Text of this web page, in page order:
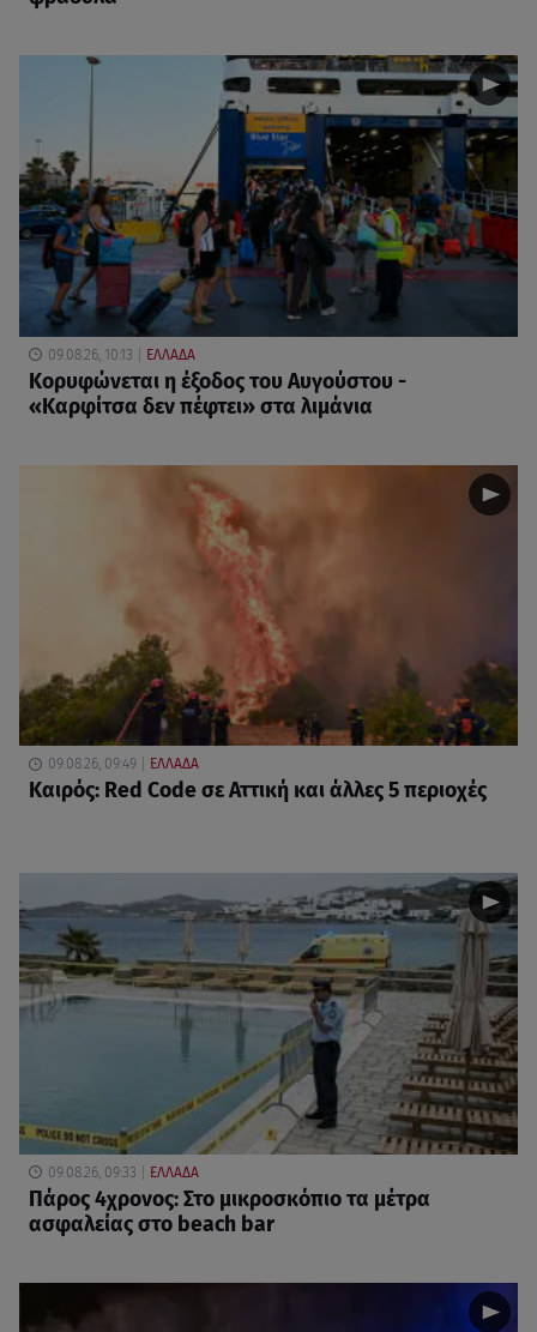
09.08.26, 10:13 ΕΛΛΑΔΑ
Κορυφώνεται η έξοδος του Αυγούστου -
«Καρφίτσα δεν πέφτει» στα λιμάνια
09.08.26, 09:49 ΕΛΛΑΔΑ
Καιρός: Red Code σε Αττική και άλλες 5 περιοχές
09.08.26, 09:33 ΕΛΛΑΔΑ
Πάρος 4χρονος: Στο μικροσκόπιο τα μέτρα
ασφαλείας στο beach bar